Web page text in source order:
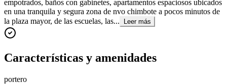
empotrados, baños con gabinetes, apartamentos espaciosos ubicados
en una tranquila y segura zona de nvo chimbote a pocos minutos de
la plaza mayor, de las escuelas, las...
Leer más
Características y amenidades
portero